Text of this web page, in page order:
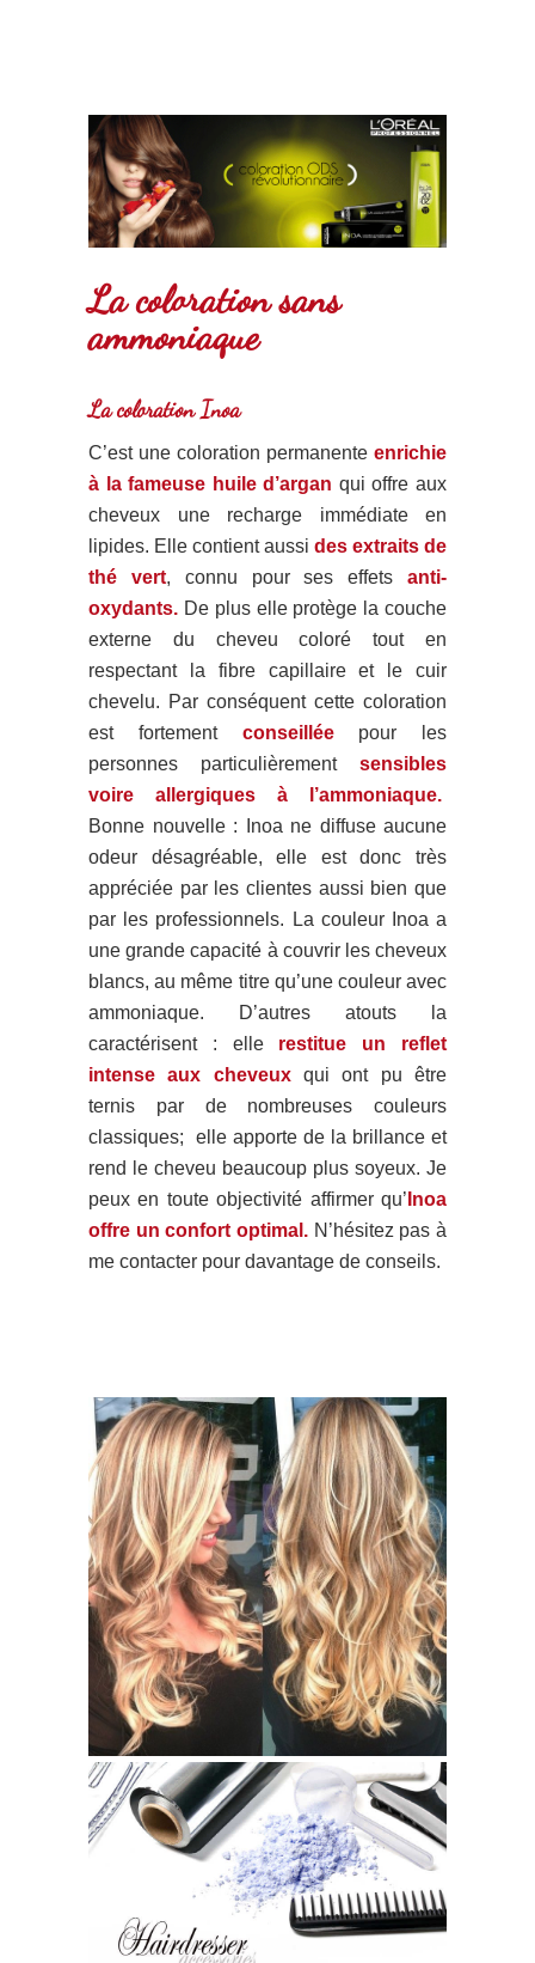
La coloration sans
ammoniaque
La coloration Inoa
C’est une coloration permanente enrichie
à la fameuse huile d’argan qui offre aux
cheveux une recharge immédiate en
lipides. Elle contient aussi des extraits de
thé vert, connu pour ses effets anti-
oxydants. De plus elle protège la couche
externe du cheveu coloré tout en
respectant la fibre capillaire et le cuir
chevelu. Par conséquent cette coloration
est fortement conseilléepour les
personnes particulièrement sensibles
voire allergiques à l’ammoniaque.
Bonne nouvelle : Inoa ne diffuse aucune
odeur désagréable, elle est donc très
appréciée par les clientes aussi bien que
par les professionnels.
La couleur Inoa a
une grande capacité à couvrir les cheveux
blancs, au même titre qu’une couleur avec
ammoniaque. D’autres atouts la
caractérisent : elle restitue un reflet
intense aux cheveux
qui ont pu être
ternis par de nombreuses couleurs
classiques; elle apporte de la brillance et
rend le cheveu beaucoup plus soyeux. Je
peux en toute objectivité affirmer qu’ Inoa
offre un confort optimal. N’hésitez pas à
me contacter pour davantage de conseils.